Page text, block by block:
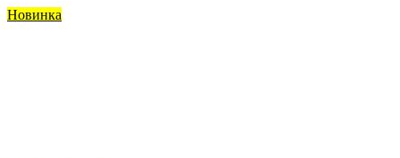
Новинка